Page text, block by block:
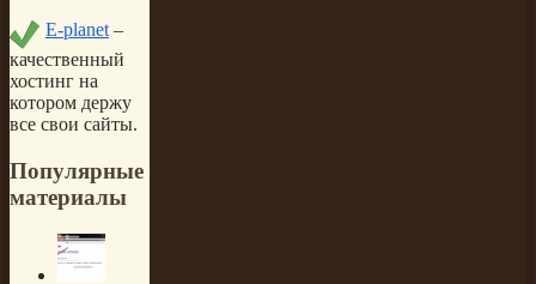
E-planet–
качественный
хостинг на
котором держу
все свои сайты.
Популярные
материалы